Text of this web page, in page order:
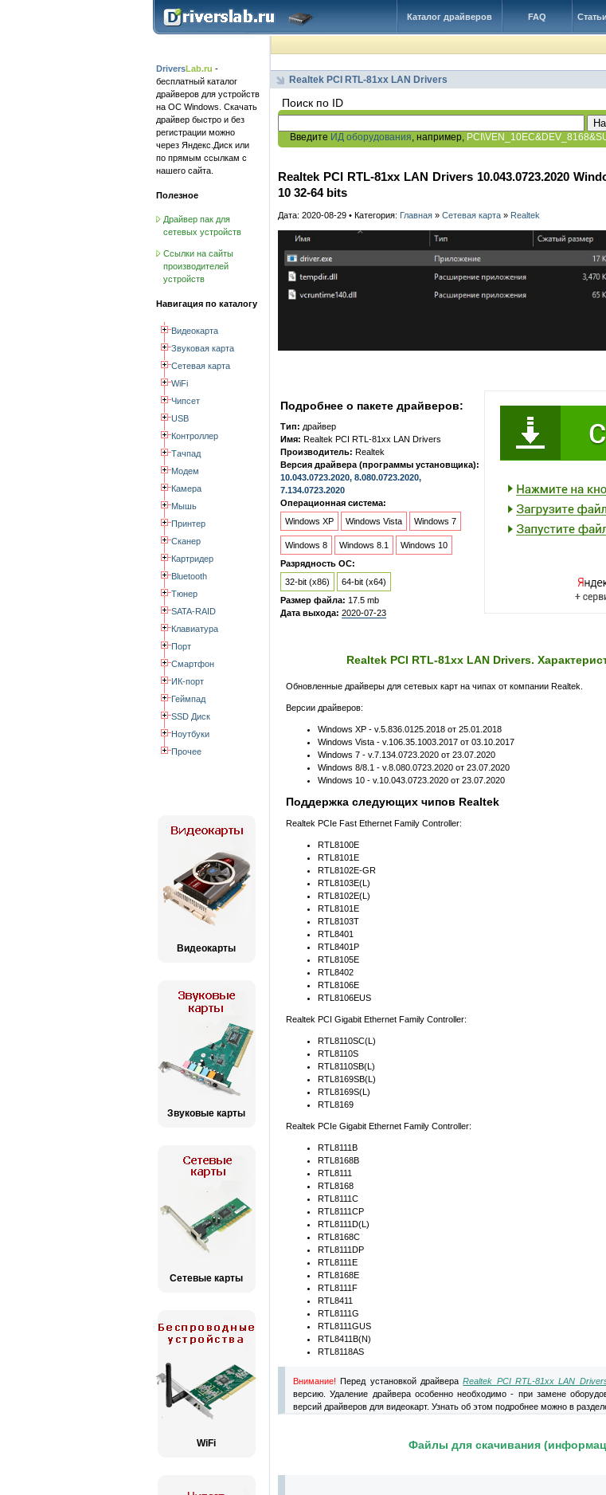
Статьи
FAQ
Каталог драйверов
DriversLab.ru -
бесплатный каталог
драйверов для устройств
на ОС Windows. Скачать
драйвер быстро и без
регистрации можно
через Яндекс.Диск или
по прямым ссылкам с
нашего сайта.
Полезное
Драйвер пак для
сетевых устройств
Ссылки на сайты
производителей
устройств
Навигация по каталогу
Видеокарта
Звуковая карта
Сетевая карта
WiFi
Чипсет
USB
Контроллер
Тачпад
Модем
Камера
Мышь
Принтер
Сканер
Картридер
Bluetooth
Тюнер
SATA-RAID
Клавиатура
Порт
Смартфон
ИК-порт
Геймпад
SSD Диск
Ноутбуки
Прочее
Видеокарты
Звуковые карты
Сетевые карты
WiFi
Realtek PCI RTL-81xx LAN Drivers
Поиск по ID
Введите ИД оборудования, например,
Realtek PCI RTL-81xx LAN Drivers 10.043.0723.2020
10 32-64 bits
Дата: 2020-08-29 • Категория: Главная » Сетевая карта » Realtek
Подробнее о пакете драйверов:
Тип: драйвер
Имя: Realtek PCI RTL-81xx LAN Drivers
Производитель: Realtek
Версия драйвера (программы установщика):
10.043.0723.2020, 8.080.0723.2020,
7.134.0723.2020
Операционная система:
Windows XP
Windows Vista Windows 7
Windows 8 Windows 8.1
Windows 10
Разрядность ОС:
32-bit (x86)
64-bit (x64)
Размер файла: 17.5 mb
Дата выхода: 2020-07-23
Realtek PCI RTL-81xx LAN Drivers.
Обновленные драйверы для сетевых карт на чипах от компании Realtek.
Версии драйверов:
Windows XP - v.5.836.0125.2018 от 25.01.2018
Windows Vista - v.106.35.1003.2017 от 03.10.2017
Windows 7 - v.7.134.0723.2020 от 23.07.2020
Windows 8/8.1 - v.8.080.0723.2020 от 23.07.2020
Windows 10 - v.10.043.0723.2020 от 23.07.2020
Поддержка следующих чипов Realtek
Realtek PCIe Fast Ethernet Family Controller:
RTL8100E
RTL8101E
RTL8102E-GR
RTL8103E(L)
RTL8102E(L)
RTL8101E
RTL8103T
RTL8401
RTL8401P
RTL8105E
RTL8402
RTL8106E
RTL8106EUS
Realtek PCI Gigabit Ethernet Family Controller:
RTL8110SC(L)
RTL8110S
RTL8110SB(L)
RTL8169SB(L)
RTL8169S(L)
RTL8169
Realtek PCIe Gigabit Ethernet Family Controller:
RTL8111B
RTL8168B
RTL8111
RTL8168
RTL8111C
RTL8111CP
RTL8111D(L)
RTL8168C
RTL8111DP
RTL8111E
RTL8168E
RTL8111F
RTL8411
RTL8111G
RTL8111GUS
RTL8411B(N)
RTL8118AS
Внимание! Перед установкой драйвераRealtek PCI RTL-81xx LAN
версию. Удаление драйвера особенно необходимо - при замене
версий драйверов для видеокарт. Узнать об этом подробнее можно в
Файлы для скачивания